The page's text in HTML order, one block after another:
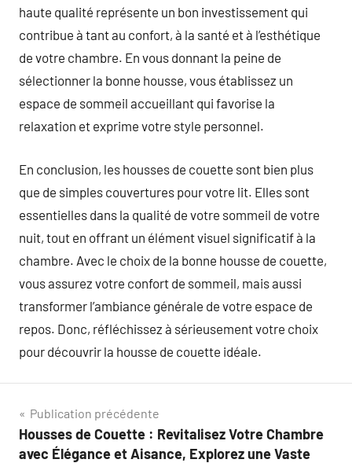
haute qualité représente un bon investissement qui
contribue à tant au confort, à la santé et à l’esthétique
de votre chambre. En vous donnant la peine de
sélectionner la bonne housse, vous établissez un
espace de sommeil accueillant qui favorise la
relaxation et exprime votre style personnel.
En conclusion, les housses de couette sont bien plus
que de simples couvertures pour votre lit. Elles sont
essentielles dans la qualité de votre sommeil de votre
nuit, tout en offrant un élément visuel significatif à la
chambre. Avec le choix de la bonne housse de couette,
vous assurez votre confort de sommeil, mais aussi
transformer l’ambiance générale de votre espace de
repos. Donc, réfléchissez à sérieusement votre choix
pour découvrir la housse de couette idéale.
Navigation
de
Publication précédente
Housses de Couette : Revitalisez Votre Chambre
avec Élégance et Aisance, Explorez une Vaste